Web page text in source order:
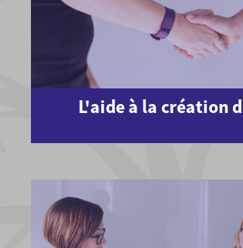
L'aide à la création